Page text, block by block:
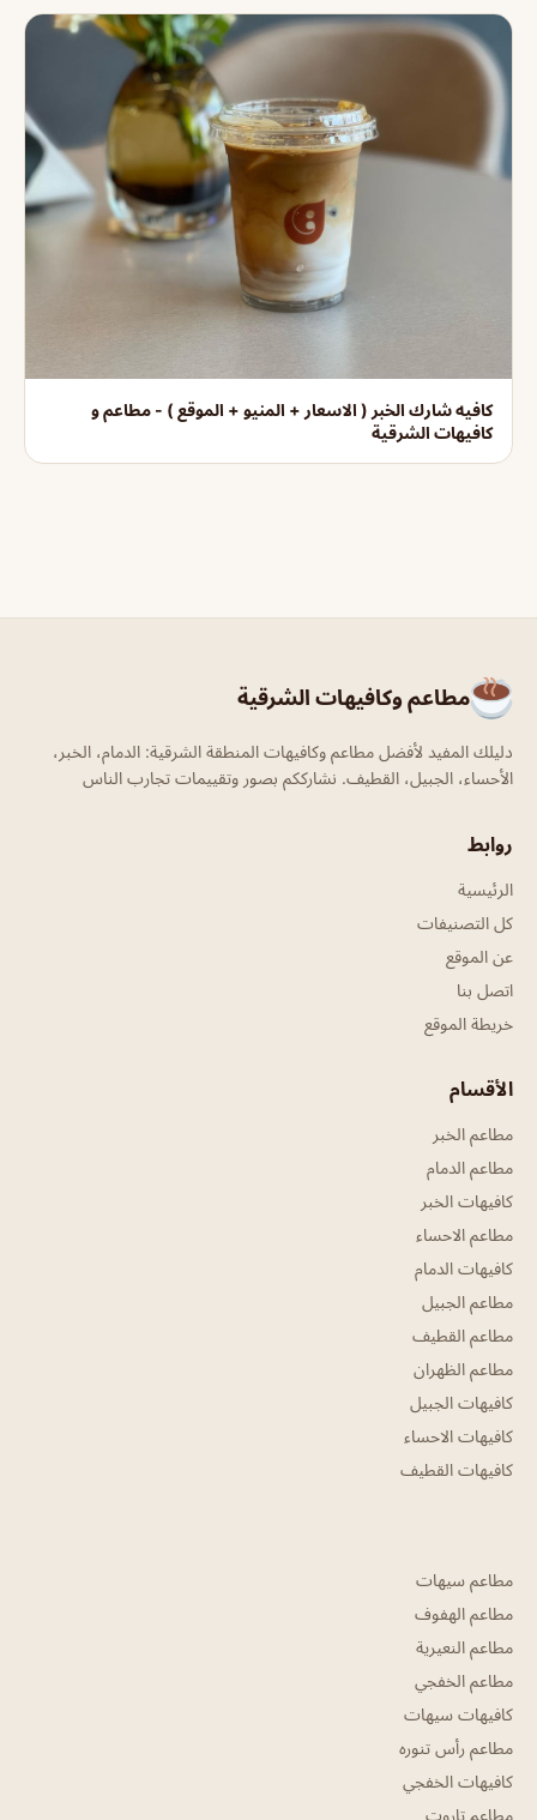
كافيه شارك الخبر ( الاسعار + المنيو + الموقع ) - مطاعم و
كافيهات الشرقية
مطاعم وكافيهات الشرقية
دليلك المفيد لأفضل مطاعم وكافيهات المنطقة الشرقية: الدمام، الخبر،
الأحساء، الجبيل، القطيف. نشارككم بصور وتقييمات تجارب الناس
روابط
الرئيسية
كل التصنيفات
عن الموقع
اتصل بنا
خريطة الموقع
الأقسام
مطاعم الخبر
مطاعم الدمام
كافيهات الخبر
مطاعم الاحساء
كافيهات الدمام
مطاعم الجبيل
مطاعم القطيف
مطاعم الظهران
كافيهات الجبيل
كافيهات الاحساء
كافيهات القطيف
مطاعم سيهات
مطاعم الهفوف
مطاعم النعيرية
مطاعم الخفجي
كافيهات سيهات
مطاعم رأس تنوره
كافيهات الخفجي
مطاعم تاروت